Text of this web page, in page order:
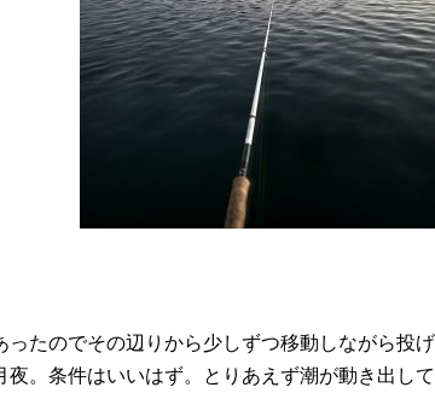
ったのでその辺りから少しずつ移動しながら投
夜。条件はいいはず。とりあえず潮が動き出して